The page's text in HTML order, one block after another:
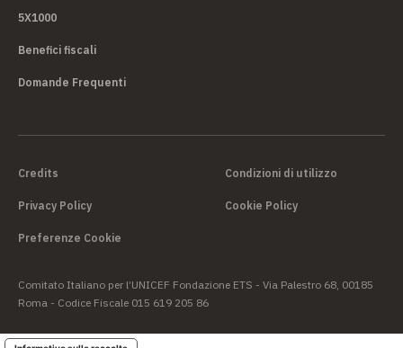
5X1000
Benefici fiscali
Domande Frequenti
Credits Condizioni di utilizzo
Privacy Policy Cookie Policy
Preferenze Cookie
Comitato Italiano per l’UNICEF Fondazione ETS - Via Palestro 68, 00185
Roma - Codice Fiscale 015 619 205 86